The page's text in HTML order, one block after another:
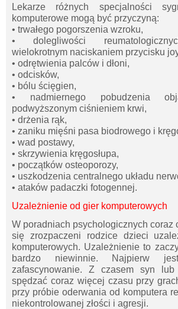
Lekarze różnych specjalności
komputerowe mogą być przyczyną:
• trwałego pogorszenia wzroku,
• dolegliwości
wielokrotnym naciskaniem przycisku
• odrętwienia palców i dłoni,
• odcisków,
• bólu ścięgien,
• nadmiernego pobudzenia
podwyższonym ciśnieniem krwi,
• drżenia rąk,
• zaniku mięśni pasa biodrowego i
• wad postawy,
• skrzywienia kręgosłupa,
• początków osteoporozy,
• uszkodzenia centralnego układu
• ataków padaczki fotogennej.
Uzależnienie od gier komputerowych
W poradniach psychologicznych coraz
się zrozpaczeni rodzice dzieci
komputerowych. Uzależnienie to
bardzo niewinnie. Najpierw
zafascynowanie. Z czasem syn lub
spędzać coraz więcej czasu przy
przy próbie oderwania od komputera
niekontrolowanej złości i agresji.